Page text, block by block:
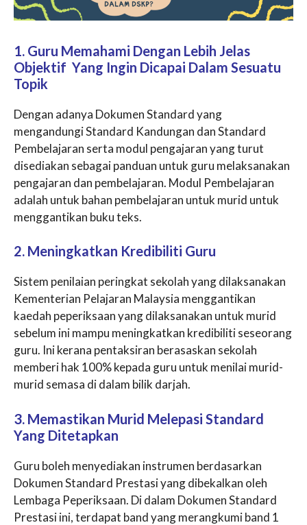
1. Guru Memahami Dengan Lebih Jelas
Objektif Yang Ingin Dicapai Dalam Sesuatu
Topik
Dengan adanya Dokumen Standard yang
mengandungi Standard Kandungan dan Standard
Pembelajaran serta modul pengajaran yang turut
disediakan sebagai panduan untuk guru melaksanakan
pengajaran dan pembelajaran. Modul Pembelajaran
adalah untuk bahan pembelajaran untuk murid untuk
menggantikan buku teks.
2. Meningkatkan Kredibiliti Guru
Sistem penilaian peringkat sekolah yang dilaksanakan
Kementerian Pelajaran Malaysia menggantikan
kaedah peperiksaan yang dilaksanakan untuk murid
sebelum ini mampu meningkatkan kredibiliti seseorang
guru. Ini kerana pentaksiran berasaskan sekolah
memberi hak 100% kepada guru untuk menilai murid-
murid semasa di dalam bilik darjah.
3. Memastikan Murid Melepasi Standard
Yang Ditetapkan
Guru boleh menyediakan instrumen berdasarkan
Dokumen Standard Prestasi yang dibekalkan oleh
Lembaga Peperiksaan. Di dalam Dokumen Standard
Prestasi ini, terdapat band yang merangkumi band 1